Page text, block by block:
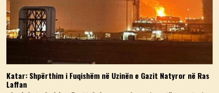
Katar: Shpërthim i Fuqishëm në Uzinën e Gazit Natyror në Ras
Laffan